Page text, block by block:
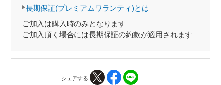
長期保証(プレミアムワランティ)とは
ご加入は購入時のみとなります
ご加入頂く場合には長期保証の約款が適用されます
シェアする